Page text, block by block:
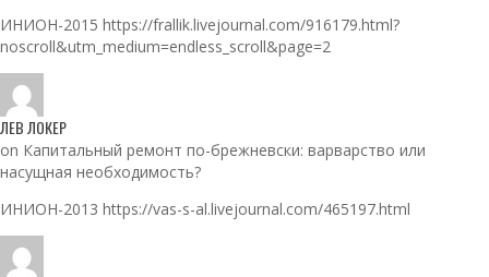
ИНИОН-2015 https://frallik.livejournal.com/916179.html?
noscroll&utm_medium=endless_scroll&page=2
ЛЕВ ЛОКЕР
on Капитальный ремонт по-брежневски: варварство или
насущная необходимость?
ИНИОН-2013 https://vas-s-al.livejournal.com/465197.html